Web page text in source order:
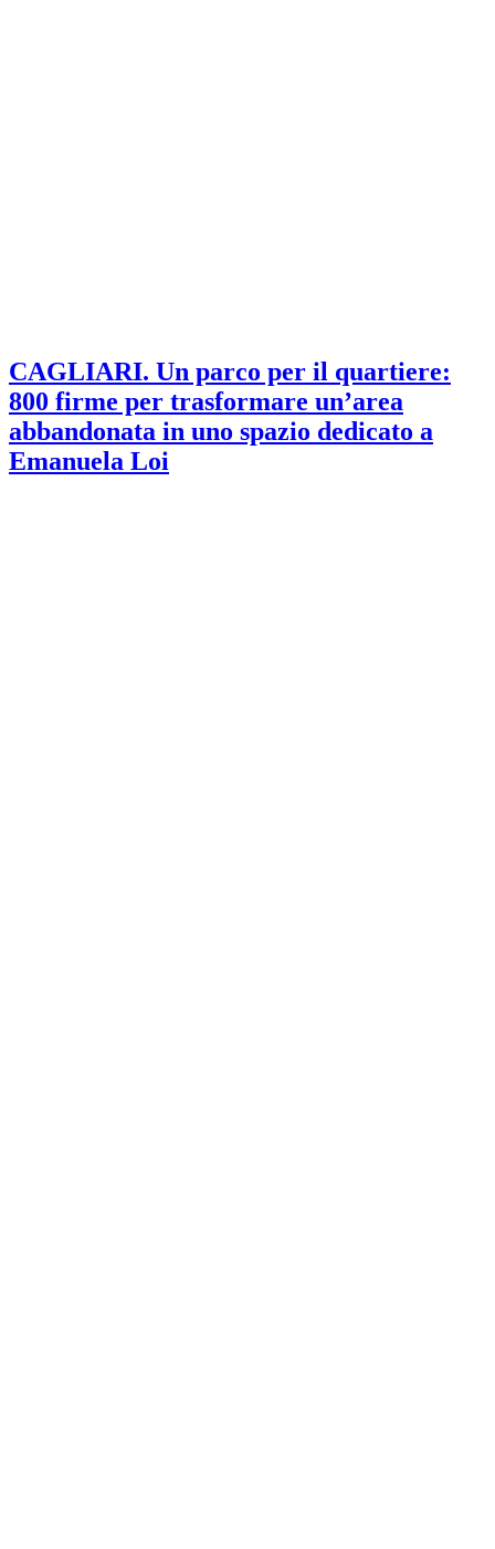
CAGLIARI. Un parco per il quartiere:
800 firme per trasformare un’area
abbandonata in uno spazio dedicato a
Emanuela Loi